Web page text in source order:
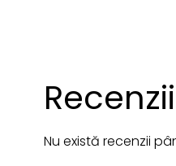
Recenzii
Nu există recenzii